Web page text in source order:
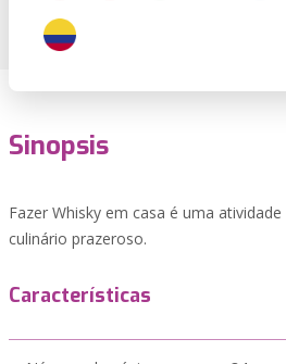
Sinopsis
Fazer Whisky em casa é uma
culinário prazeroso.
Características